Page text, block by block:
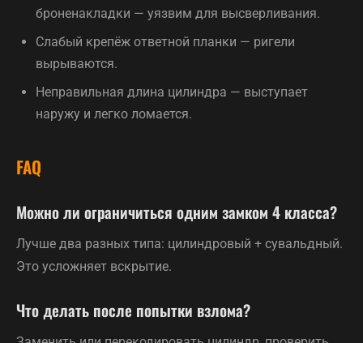
броненакладки — уязвим для высверливания.
Слабый крепёж ответной планки — ригели
вырываются.
Неправильная длина цилиндра — выступает
наружу и легко ломается.
FAQ
Можно ли ограничиться одним замком 4 класса?
Лучше два разных типа: цилиндровый + сувальдный.
Это усложняет вскрытие.
Что делать после попытки взлома?